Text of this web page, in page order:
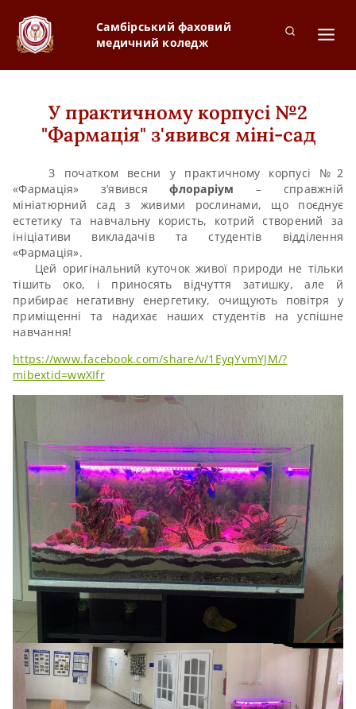
Самбірський фаховий
медичний коледж
У практичному корпусі №2
"Фармація" з'явився міні-сад
З початком весни у практичному корпусі №2
«Фармація» з’явивсяфлораріум – справжній
мініатюрний сад з живими рослинами, що поєднує
естетику та навчальну користь, котрий створений за
ініціативи викладачів та студентів відділення
«Фармація».
Цей оригінальний куточок живої природи не тільки
тішить око, і приносять відчуття затишку, але й
прибирає негативну енергетику, очищують повітря у
приміщенні та надихає наших студентів на успішне
навчання!
https://www.facebook.com/share/v/1EyqYvmYJM/?
mibextid=wwXIfr